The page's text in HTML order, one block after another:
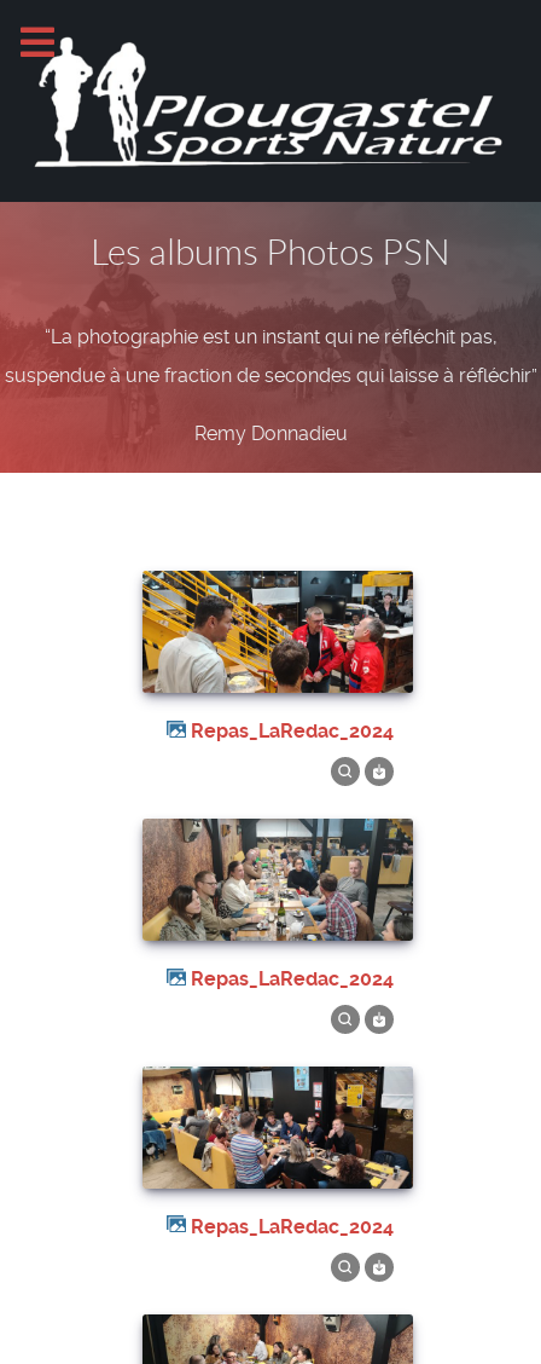
Les albums Photos PSN
“La photographie est un instant qui ne réfléchit pas,
suspendue à une fraction de secondes qui laisse à réfléchir”
Remy Donnadieu
Repas_LaRedac_2024
Repas_LaRedac_2024
Repas_LaRedac_2024